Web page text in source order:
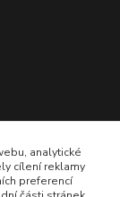
analytické
cílení reklamy
preferencí